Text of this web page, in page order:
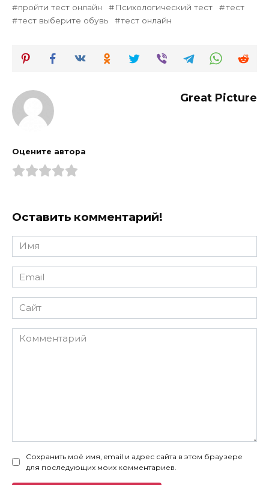
пройти тест онлайн
Психологический тест
тест
тест выберите обувь
тест онлайн
Great Picture
Оцените автора
Оставить комментарий!
Имя
*
Email
*
Сайт
Комментарий
Сохранить моё имя, email и адрес сайта в этом браузере
для последующих моих комментариев.